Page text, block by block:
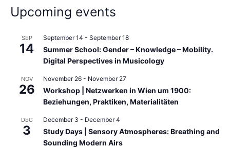
:Upcoming events
SEP
14
September 14 - September 18
Summer School: Gender – Knowledge – Mobility.
Digital Perspectives in Musicology
NOV
26
November 26 - November 27
Workshop | Netzwerken in Wien um 1900:
Beziehungen, Praktiken, Materialitäten
DEC
3
December 3 - December 4
Study Days | Sensory Atmospheres: Breathing and
Sounding Modern Airs